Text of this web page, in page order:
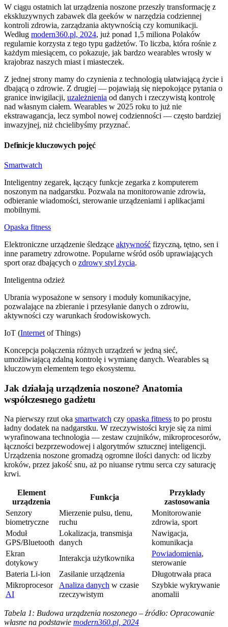
W ciągu ostatnich lat urządzenia noszone przeszły transformację z
ekskluzywnych zabawek dla geeków w narzędzia codziennej
kontroli zdrowia, zarządzania aktywnością czy komunikacji.
Według modern360.pl, 2024, już ponad 1,5 miliona Polaków
regularnie korzysta z tego typu gadżetów. To liczba, która rośnie z
każdym miesiącem, co pokazuje, jak bardzo wearables wrosły w
krajobraz naszych miast i miasteczek.
Z jednej strony mamy do czynienia z technologią ułatwiającą życie i
dbającą o zdrowie. Z drugiej — pojawiają się niepokojące pytania o
granice inwigilacji, uzależnienia od danych i rzeczywistą kontrolę
nad własnym ciałem. Wearables w 2025 roku to już nie
ekstrawagancja, lecz symbol nowej codzienności — często bardziej
inwazyjnej, niż chcielibyśmy przyznać.
Definicje kluczowych pojęć
Smartwatch
Inteligentny zegarek, łączący funkcje zegarka z komputerem
noszonym na nadgarstku. Pozwala na monitorowanie zdrowia,
odbieranie wiadomości, sterowanie urządzeniami i aplikacjami
mobilnymi.
Opaska fitness
Elektroniczne urządzenie śledzące aktywność fizyczną, tętno, sen i
inne parametry zdrowotne. Popularne wśród osób uprawiających
sport oraz dbających o zdrowy styl życia.
Inteligentna odzież
Ubrania wyposażone w sensory i moduły komunikacyjne,
pozwalające na zbieranie i przesyłanie danych o zdrowiu,
aktywności czy warunkach środowiskowych.
IoT (Internet of Things)
Koncepcja połączenia różnych urządzeń w jedną sieć,
umożliwiającą zdalną kontrolę i wymianę danych. Wearables są
kluczowym elementem tego ekosystemu.
Jak działają urządzenia noszone? Anatomia
współczesnego gadżetu
Na pierwszy rzut oka smartwatch czy opaska fitness to po prostu
ładny dodatek na nadgarstku. W rzeczywistości kryje się za nimi
wyrafinowana technologia — zestaw czujników, mikroprocesorów,
łączności bezprzewodowej i algorytmów sztucznej inteligencji.
Urządzenia noszone gromadzą ogromne ilości danych: od liczby
kroków, przez jakość snu, aż po niuanse rytmu serca czy saturację
krwi.
Element
urządzenia
Funkcja
Przykłady
zastosowania
Senzory
biometryczne
Mierzenie pulsu, tlenu,
ruchu
Monitorowanie
zdrowia, sport
Moduł
GPS/Bluetooth
Lokalizacja, transmisja
danych
Nawigacja,
komunikacja
Ekran
dotykowy
Interakcja użytkownika
Powiadomienia,
sterowanie
Bateria Li-ion
Zasilanie urządzenia
Długotrwała praca
Mikroprocesor
AI
Analiza danych w czasie
rzeczywistym
Szybkie wykrywanie
anomalii
Tabela 1: Budowa urządzenia noszonego – źródło: Opracowanie
własne na podstawie modern360.pl, 2024